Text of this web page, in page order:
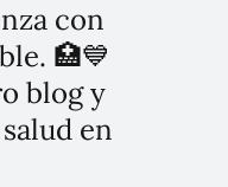
con
🏥💙
blog y
en